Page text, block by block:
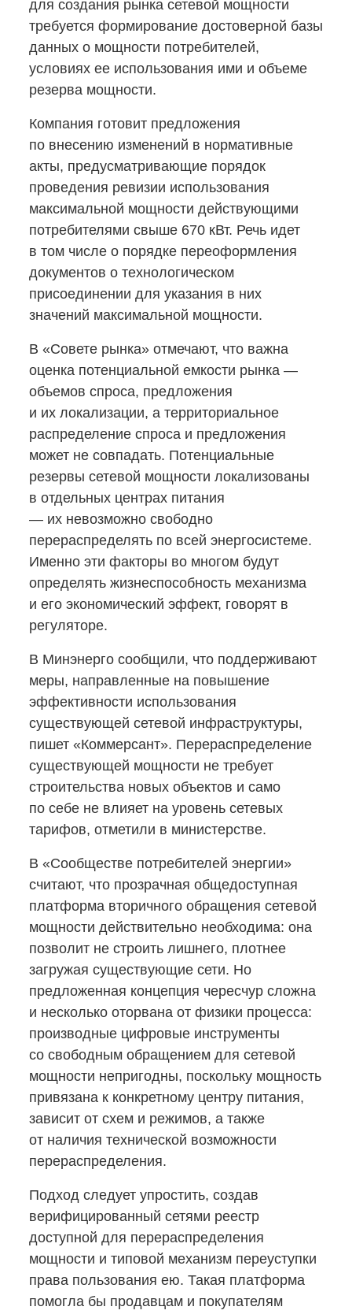
для создания рынка сетевой мощности
требуется формирование достоверной базы
данных о мощности потребителей,
условиях ее использования ими и объеме
резерва мощности.
Компания готовит предложения
по внесению изменений в нормативные
акты, предусматривающие порядок
проведения ревизии использования
максимальной мощности действующими
потребителями свыше 670 кВт. Речь идет
в том числе о порядке переоформления
документов о технологическом
присоединении для указания в них
значений максимальной мощности.
В «Совете рынка» отмечают, что важна
оценка потенциальной емкости рынка —
объемов спроса, предложения
и их локализации, а территориальное
распределение спроса и предложения
может не совпадать. Потенциальные
резервы сетевой мощности локализованы
в отдельных центрах питания
— их невозможно свободно
перераспределять по всей энергосистеме.
Именно эти факторы во многом будут
определять жизнеспособность механизма
и его экономический эффект, говорят в
регуляторе.
В Минэнерго сообщили, что поддерживают
меры, направленные на повышение
эффективности использования
существующей сетевой инфраструктуры,
пишет «Коммерсант». Перераспределение
существующей мощности не требует
строительства новых объектов и само
по себе не влияет на уровень сетевых
тарифов, отметили в министерстве.
В «Сообществе потребителей энергии»
считают, что прозрачная общедоступная
платформа вторичного обращения сетевой
мощности действительно необходима: она
позволит не строить лишнего, плотнее
загружая существующие сети. Но
предложенная концепция чересчур сложна
и несколько оторвана от физики процесса:
производные цифровые инструменты
со свободным обращением для сетевой
мощности непригодны, поскольку мощность
привязана к конкретному центру питания,
зависит от схем и режимов, а также
от наличия технической возможности
перераспределения.
Подход следует упростить, создав
верифицированный сетями реестр
доступной для перераспределения
мощности и типовой механизм переуступки
права пользования ею. Такая платформа
помогла бы продавцам и покупателям